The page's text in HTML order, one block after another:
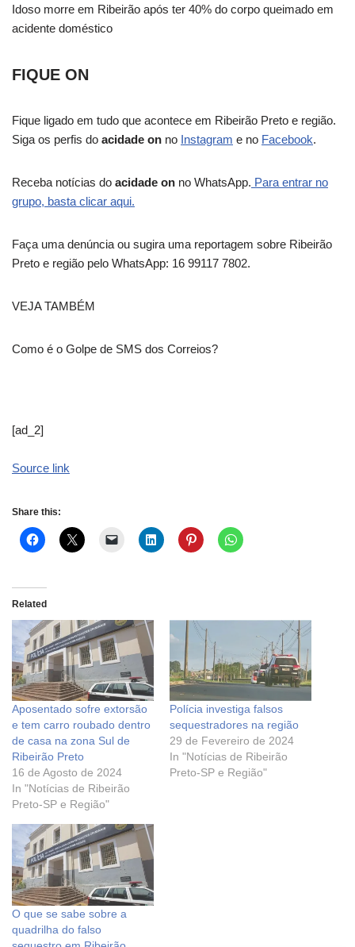
Idoso morre em Ribeirão após ter 40% do corpo queimado em
acidente doméstico
FIQUE ON
Fique ligado em tudo que acontece em Ribeirão Preto e região.
Siga os perfis do acidade on no Instagram e no Facebook.
Receba notícias do acidade on no WhatsApp. Para entrar no
grupo, basta clicar aqui.
Faça uma denúncia ou sugira uma reportagem sobre Ribeirão
Preto e região pelo WhatsApp: 16 99117 7802.
VEJA TAMBÉM
Como é o Golpe de SMS dos Correios?
[ad_2]
Source link
Share this:
Related
Aposentado sofre extorsão
e tem carro roubado dentro
de casa na zona Sul de
Ribeirão Preto
16 de Agosto de 2024
In "Notícias de Ribeirão
Preto-SP e Região"
Polícia investiga falsos
sequestradores na região
29 de Fevereiro de 2024
In "Notícias de Ribeirão
Preto-SP e Região"
O que se sabe sobre a
quadrilha do falso